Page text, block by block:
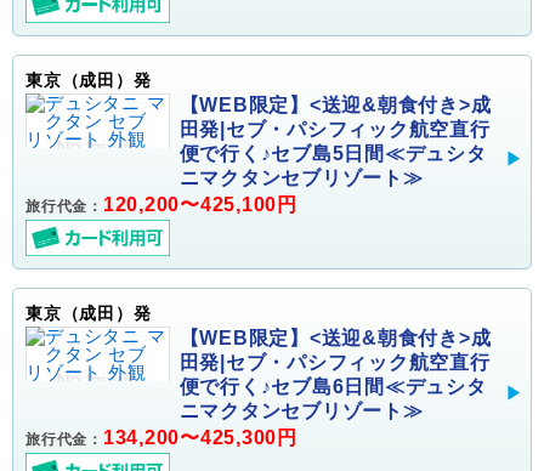
東京（成田）発
【WEB限定】<送迎&朝食付き>成
田発|セブ・パシフィック航空直行
便で行く♪セブ島5日間≪デュシタ
ニマクタンセブリゾート≫
旅行代金： 120,200〜425,100円
東京（成田）発
【WEB限定】<送迎&朝食付き>成
田発|セブ・パシフィック航空直行
便で行く♪セブ島6日間≪デュシタ
ニマクタンセブリゾート≫
旅行代金： 134,200〜425,300円